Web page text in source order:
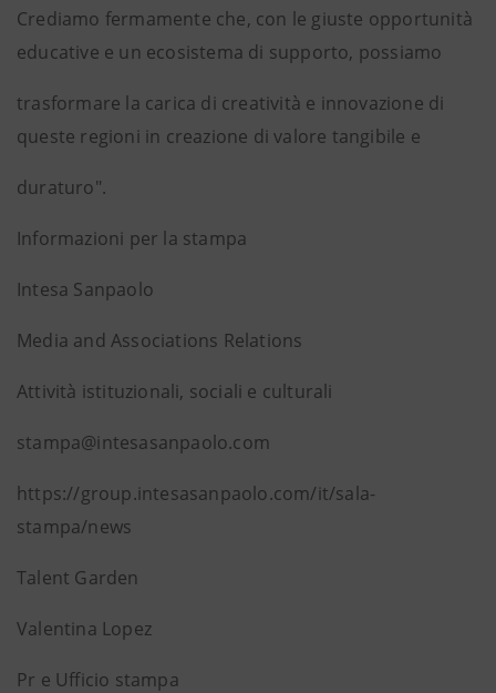
Crediamo fermamente che, con le giuste opportunità
educative e un ecosistema di supporto, possiamo
trasformare la carica di creatività e innovazione di
queste regioni in creazione di valore tangibile e
duraturo".
Informazioni per la stampa
Intesa Sanpaolo
Media and Associations Relations
Attività istituzionali, sociali e culturali
stampa@intesasanpaolo.com
https://group.intesasanpaolo.com/it/sala-
stampa/news
Talent Garden
Valentina Lopez
Pr e Ufficio stampa